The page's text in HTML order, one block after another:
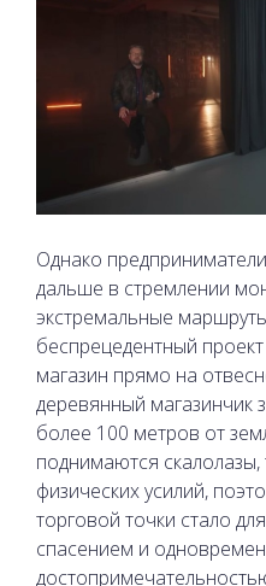
Однако
дальше в стремлении
экстремальные
беспрецедентный
магазин прямо на
деревянный магазинчик
более 100 метров от
поднимаются скалолазы,
физических усилий,
торговой точки стало
спасением и